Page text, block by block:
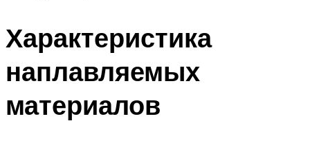
Характеристика
наплавляемых
материалов